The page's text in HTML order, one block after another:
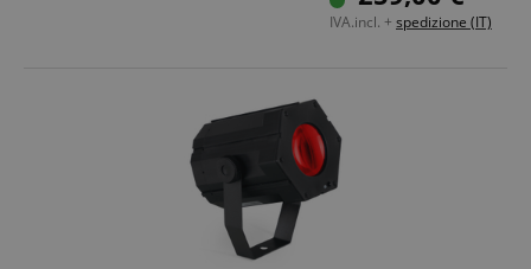
4 diodi laser proiettano migliaia di raggi laser rossi e
IVA.incl. + spedizione (IT)